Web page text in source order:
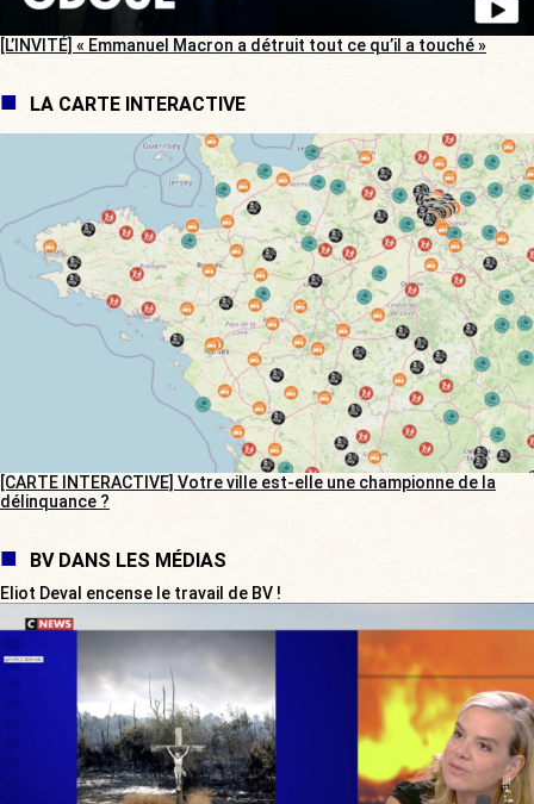
[L’INVITÉ] « Emmanuel Macron a détruit tout ce qu’il a touché »
LA CARTE INTERACTIVE
[CARTE INTERACTIVE] Votre ville est-elle une championne de la
délinquance ?
BV DANS LES MÉDIAS
Eliot Deval encense le travail de BV !